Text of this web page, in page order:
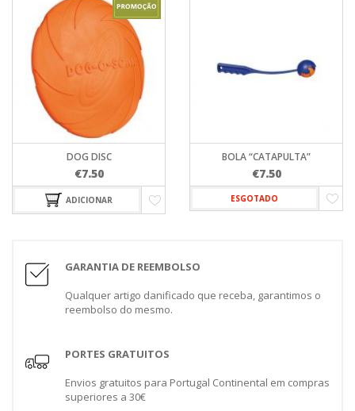
DOG DISC
€7.50
ADICIONAR
BOLA “CATAPULTA”
€7.50
ESGOTADO
GARANTIA DE REEMBOLSO
Qualquer artigo danificado que receba, garantimos o
reembolso do mesmo.
PORTES GRATUITOS
Envios gratuitos para Portugal Continental em compras
superiores a 30€